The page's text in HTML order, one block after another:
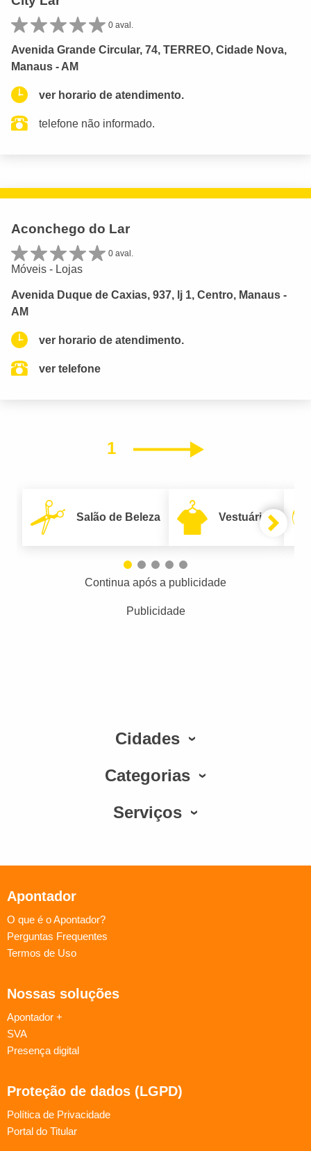
0 aval.
Avenida Grande Circular, 74, TERREO, Cidade Nova,
Manaus - AM
ver horario de atendimento.
telefone não informado.
Aconchego do Lar
0 aval.
Móveis - Lojas
Avenida Duque de Caxias, 937, lj 1, Centro, Manaus -
AM
ver horario de atendimento.
ver telefone
1 Próximo
Salão de Beleza Vestuário
Continua após a publicidade
Publicidade
Cidades
Categorias
Serviços
Apontador
O que é o Apontador?
Perguntas Frequentes
Termos de Uso
Nossas soluções
Apontador +
SVA
Presença digital
Proteção de dados (LGPD)
Política de Privacidade
Portal do Titular